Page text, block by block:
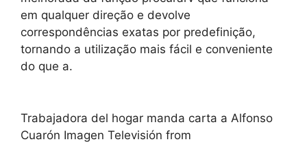
em qualquer direção e devolve
correspondências exatas por predefinição,
tornando a utilização mais fácil e conveniente
do que a.
Trabajadora del hogar manda carta a Alfonso
Cuarón Imagen Televisión from